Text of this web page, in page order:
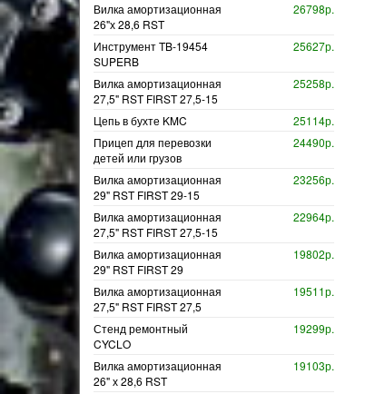
Вилка амортизационная
26"х 28,6 RST
26798р.
Инструмент TB-19454
SUPERB
25627р.
Вилка амортизационная
27,5" RST FIRST 27,5-15
25258р.
Цепь в бухте KMC
25114р.
Прицеп для перевозки
детей или грузов
24490р.
Вилка амортизационная
29" RST FIRST 29-15
23256р.
Вилка амортизационная
27,5" RST FIRST 27,5-15
22964р.
Вилка амортизационная
29" RST FIRST 29
19802р.
Вилка амортизационная
27,5" RST FIRST 27,5
19511р.
Стенд ремонтный
CYCLO
19299р.
Вилка амортизационная
26" х 28,6 RST
19103р.